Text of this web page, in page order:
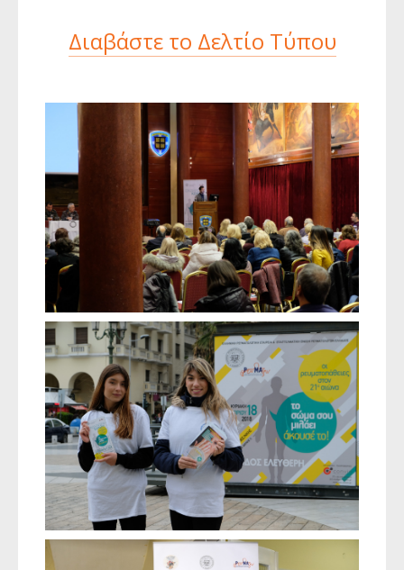
Διαβάστε το Δελτίο Τύπου